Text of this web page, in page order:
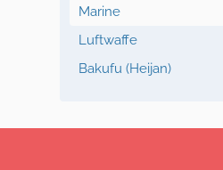
Marine
Luftwaffe
Bakufu (Heijan)